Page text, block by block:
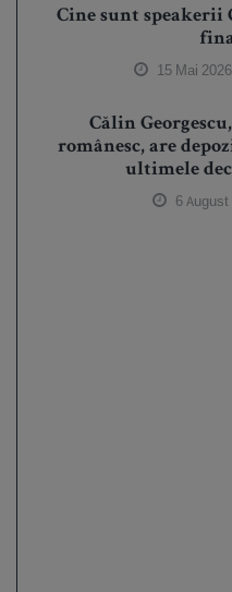
Cine sunt speakerii
15 Mai
Călin
românesc, are
ultimele
6